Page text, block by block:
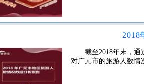
2018
截至2018年末，
对广元市的旅游人数情